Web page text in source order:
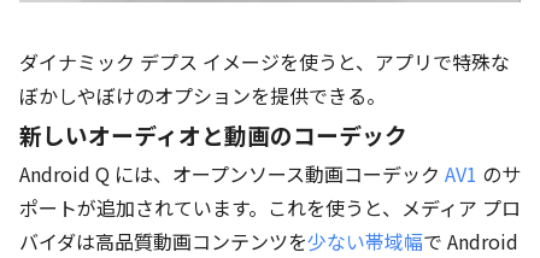
ダイナミック デプス イメージを使うと、アプリで特殊な
ぼかしやぼけのオプションを提供できる。
新しいオーディオと動画のコーデック
Android Q には、オープンソース動画コーデック AV1 のサ
ポートが追加されています。これを使うと、メディア プロ
バイダは高品質動画コンテンツを少ない帯域幅で Android